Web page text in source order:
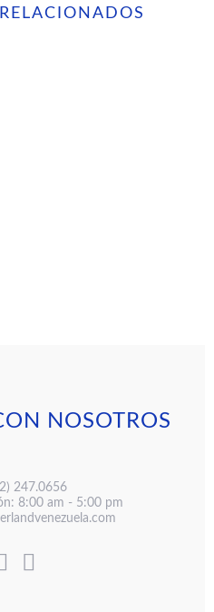
NOSOTROS
247.0656
8:00 am - 5:00 pm